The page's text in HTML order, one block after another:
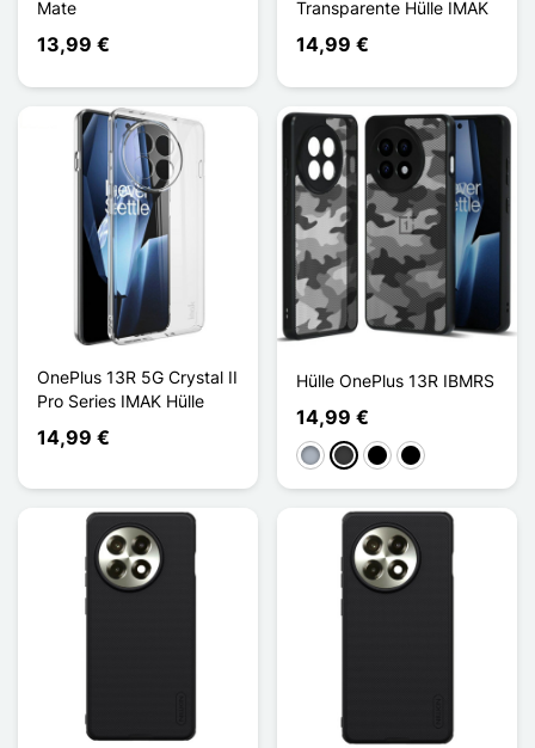
Mate
13,99 €
Transparente Hülle IMAK
14,99 €
OnePlus 13R 5G Crystal II
Pro Series IMAK Hülle
14,99 €
Hülle OnePlus 13R IBMRS
14,99 €
GrauDunkelgrau
Noir Transparent
Noir Mat